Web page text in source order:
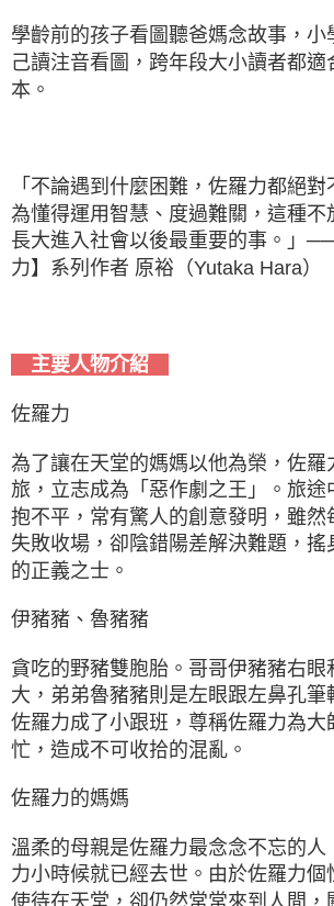
學齡前的孩子看圖聽爸媽念故事，小
己讀注音看圖，跨年段大小讀者都適
本。
「不論遇到什麼困難，佐羅力都絕
為懂得運用智慧、度過難關，這種不
長大進入社會以後最重要的事。」
力】系列作者 原裕（Yutaka Hara）
主要人物介紹
佐羅力
為了讓在天堂的媽媽以他為榮，佐羅
旅，立志成為「惡作劇之王」。旅途
抱不平，常有驚人的創意發明，雖然
失敗收場，卻陰錯陽差解決難題，搖
的正義之士。
伊豬豬、魯豬豬
貪吃的野豬雙胞胎。哥哥伊豬豬右眼
大，弟弟魯豬豬則是左眼跟左鼻孔筆
佐羅力成了小跟班，尊稱佐羅力為大
忙，造成不可收拾的混亂。
佐羅力的媽媽
溫柔的母親是佐羅力最念念不忘的人
力小時候就已經去世。由於佐羅力個
使待在天堂，卻仍然常常來到人間，